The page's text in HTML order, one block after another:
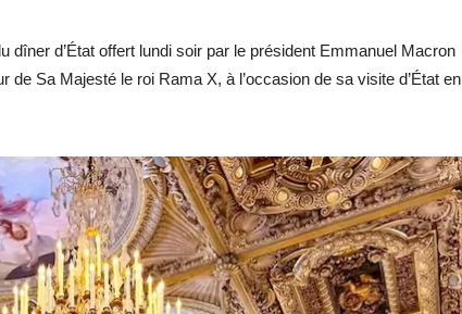
dîner d’État offert lundi soir par le président Emmanuel Macron
de Sa Majesté le roi Rama X, à l’occasion de sa visite d’État en